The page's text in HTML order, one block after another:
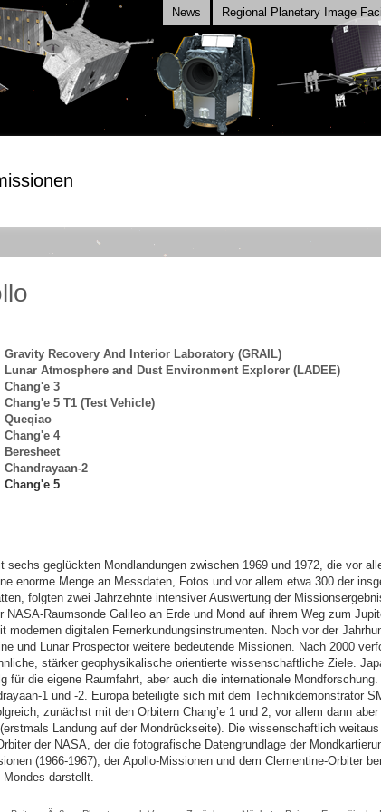
Gravity Recovery And Interior Laboratory (GRAIL)
Lunar Atmosphere and Dust Environment Explorer (LADEE)
Chang'e 3
Chang'e 5 T1 (Test Vehicle)
Queqiao
Chang'e 4
Beresheet
Chandrayaan-2
Chang'e 5
sechs geglückten Mondlandungen zwischen 1969 und 1972, die vor
enorme Menge an Messdaten, Fotos und vor allem etwa 300 der
folgten zwei Jahrzehnte intensiver Auswertung der
NASA-Raumsonde Galileo an Erde und Mond auf ihrem Weg zum
modernen digitalen Fernerkundungsinstrumenten. Noch vor der
und Lunar Prospector weitere bedeutende Missionen. Nach 2000
stärker geophysikalische orientierte wissenschaftliche Ziele.
für die eigene Raumfahrt, aber auch die internationale
1 und -2. Europa beteiligte sich mit dem Technikdemonstrator
zunächst mit den Orbitern Chang’e 1 und 2, vor allem dann
Landung auf der Mondrückseite). Die wissenschaftlich
der NASA, der die fotografische Datengrundlage der
(1966-1967), der Apollo-Missionen und dem Clementine-Orbiter
Mondes darstellt.
News Regional Planetary Image